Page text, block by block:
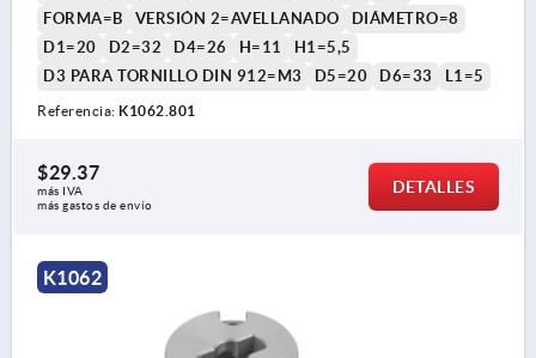
FORMA=B
VERSIÓN 2=AVELLANADO
DIÁMETRO=8
D1=20
D2=32 D4=26 H=11
H1=5,5
D3 PARA TORNILLO DIN 912=M3
D5=20 D6=33 L1=5
Referencia: K1062.801
$29.37
más IVA
más gastos de envío
DETALLES
K1062